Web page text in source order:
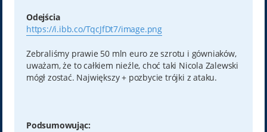
Odejścia
https://i.ibb.co/TqcJfDt7/image.png
Zebraliśmy prawie 50 mln euro ze szrotu i gówniaków,
uważam, że to całkiem nieźle, choć taki Nicola Zalewski
mógł zostać. Największy + pozbycie trójki z ataku.
Podsumowując: